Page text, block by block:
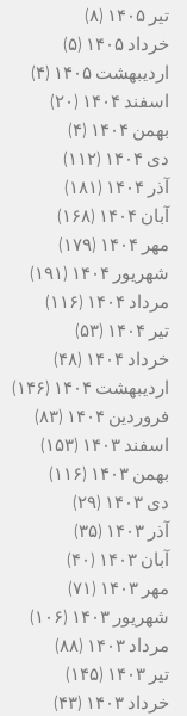
تیر ۱۴۰۵
(۸)
خرداد ۱۴۰۵
(۵)
اردیبهشت ۱۴۰۵
(۴)
اسفند ۱۴۰۴
(۲۰)
بهمن ۱۴۰۴
(۴)
دی ۱۴۰۴
(۱۱۲)
آذر ۱۴۰۴
(۱۸۱)
آبان ۱۴۰۴
(۱۶۸)
مهر ۱۴۰۴
(۱۷۹)
شهریور ۱۴۰۴
(۱۹۱)
مرداد ۱۴۰۴
(۱۱۶)
تیر ۱۴۰۴
(۵۳)
خرداد ۱۴۰۴
(۴۸)
اردیبهشت ۱۴۰۴
(۱۴۶)
فروردین ۱۴۰۴
(۸۳)
اسفند ۱۴۰۳
(۱۵۳)
بهمن ۱۴۰۳
(۱۱۶)
دی ۱۴۰۳
(۲۹)
آذر ۱۴۰۳
(۳۵)
آبان ۱۴۰۳
(۴۰)
مهر ۱۴۰۳
(۷۱)
شهریور ۱۴۰۳
(۱۰۶)
مرداد ۱۴۰۳
(۸۸)
تیر ۱۴۰۳
(۱۴۵)
خرداد ۱۴۰۳
(۴۳)